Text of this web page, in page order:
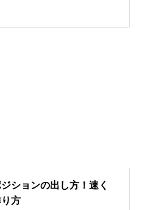
ションの出し方！速く
方